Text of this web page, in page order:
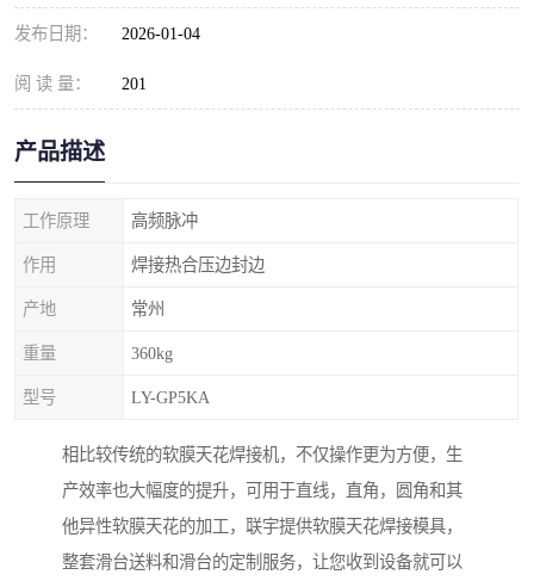
发布日期： 2026-01-04
阅 读 量： 201
产品描述
工作原理 高频脉冲
作用 焊接热合压边封边
产地 常州
重量 360kg
型号 LY-GP5KA
相比较传统的软膜天花焊接机，不仅操作更为方便，生
产效率也大幅度的提升，可用于直线，直角，圆角和其
他异性软膜天花的加工，联宇提供软膜天花焊接模具，
整套滑台送料和滑台的定制服务，让您收到设备就可以